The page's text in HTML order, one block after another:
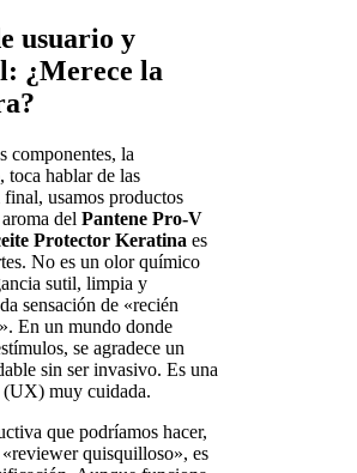
usuario y
¿Merece la
componentes, la
toca hablar de las
final, usamos productos
del Pantene Pro-V
Protector Keratina es
No es un olor químico
sutil, limpia y
sensación de «recién
En un mundo donde
se agradece un
sin ser invasivo. Es una
(UX) muy cuidada.
que podríamos hacer,
quisquilloso», es